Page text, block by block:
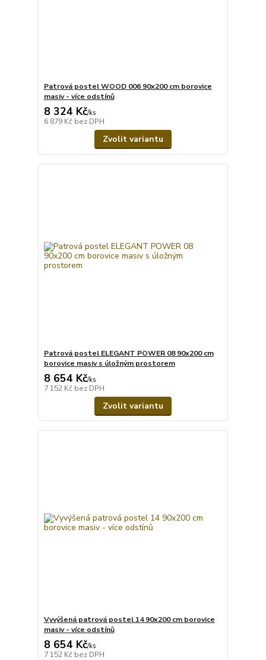
Patrová postel WOOD 006 90x200 cm borovice
masiv - více odstínů
8 324 Kč/ks
6 879 Kč bez DPH
Zvolit variantu
Patrová postel ELEGANT POWER 08 90x200 cm
borovice masiv s úložným prostorem
8 654 Kč/ks
7 152 Kč bez DPH
Zvolit variantu
Vyvýšená patrová postel 14 90x200 cm borovice
masiv - více odstínů
8 654 Kč/ks
7 152 Kč bez DPH